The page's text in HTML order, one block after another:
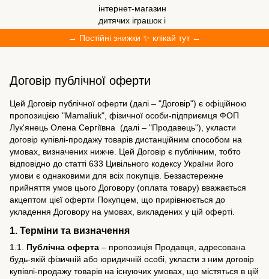
→ Постійні знижки ✨ клікай тут ←
Договір публічної оферти
Цей Договір публічної оферти (далі – "Договір") є офіційною
пропозицією "Mamaliuk", фізичної особи-підприємця ФОП
Лук'янець Олена Сергіївна (далі – "Продавець"), укласти
договір купівлі-продажу товарів дистанційним способом на
умовах, визначених нижче. Цей Договір є публічним, тобто
відповідно до статті 633 Цивільного кодексу України його
умови є однаковими для всіх покупців. Беззастережне
прийняття умов цього Договору (оплата товару) вважається
акцептом цієї оферти Покупцем, що прирівнюється до
укладення Договору на умовах, викладених у цій оферті.
1. Терміни та визначення
1.1. Публічна оферта – пропозиція Продавця, адресована
будь-якій фізичній або юридичній особі, укласти з ним договір
купівлі-продажу товарів на існуючих умовах, що містяться в цій